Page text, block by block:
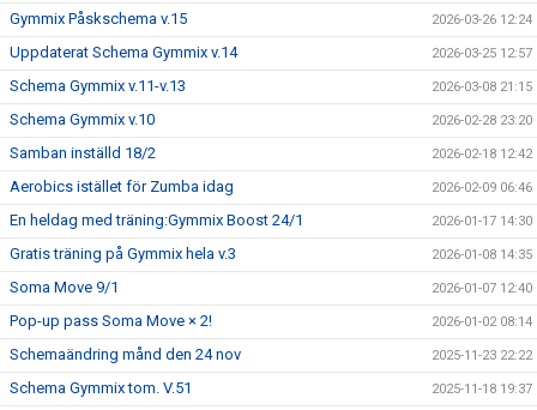
Gymmix Påskschema v.15 2026-03-26 12:24
Uppdaterat Schema Gymmix v.14 2026-03-25 12:57
Schema Gymmix v.11-v.13 2026-03-08 21:15
Schema Gymmix v.10 2026-02-28 23:20
Samban inställd 18/2 2026-02-18 12:42
Aerobics istället för Zumba idag 2026-02-09 06:46
En heldag med träning:Gymmix Boost 24/1 2026-01-17 14:30
Gratis träning på Gymmix hela v.3 2026-01-08 14:35
Soma Move 9/1 2026-01-07 12:40
Pop-up pass Soma Move × 2! 2026-01-02 08:14
Schemaändring månd den 24 nov 2025-11-23 22:22
Schema Gymmix tom. V.51 2025-11-18 19:37